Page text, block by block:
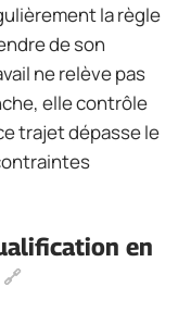
la règle
de son
ne relève pas
elle contrôle
trajet dépasse le
en